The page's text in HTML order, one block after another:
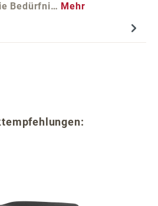
Bedürfni… Mehr